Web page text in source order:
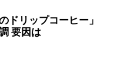
ドリップコーヒー」
要因は